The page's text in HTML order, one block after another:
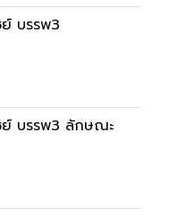
บรรพ3
ย์ บรรพ3 ลักษณะ